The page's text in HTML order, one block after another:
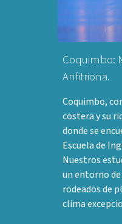
Coquimbo:
Anfitriona.
Coquimbo,
costera y su
donde se
Escuela de
Nuestros
un entorno
rodeados de
clima